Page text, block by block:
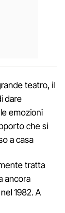
teatro, il
dare
emozioni
che si
a casa
tratta
ancora
1982. A